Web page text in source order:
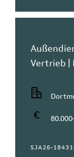
Vertrieb |
SJA26-